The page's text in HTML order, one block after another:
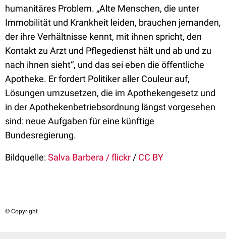
humanitäres Problem. „Alte Menschen, die unter
Immobilität und Krankheit leiden, brauchen jemanden,
der ihre Verhältnisse kennt, mit ihnen spricht, den
Kontakt zu Arzt und Pflegedienst hält und ab und zu
nach ihnen sieht“, und das sei eben die öffentliche
Apotheke. Er fordert Politiker aller Couleur auf,
Lösungen umzusetzen, die im Apothekengesetz und
in der Apothekenbetriebsordnung längst vorgesehen
sind: neue Aufgaben für eine künftige
Bundesregierung.
Bildquelle:Salva Barbera / flickr / CC BY
© Copyright